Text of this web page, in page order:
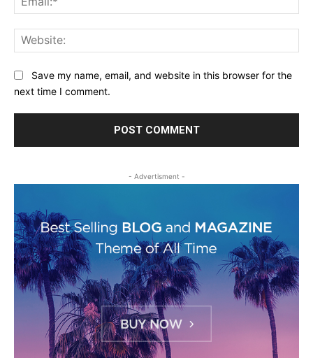
Save my name, email, and website in this browser for the
next time I comment.
- Advertisment -